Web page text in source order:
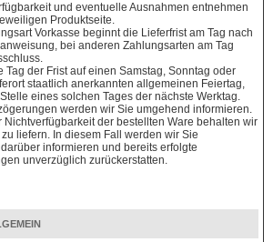
und eventuelle Ausnahmen entnehmen
Produktseite.
Vorkasse beginnt die Lieferfrist am Tag nach
bei anderen Zahlungsarten am Tag
Tag der Frist auf einen Samstag, Sonntag oder
staatlich anerkannten allgemeinen Feiertag,
eines solchen Tages der nächste Werktag.
werden wir Sie umgehend informieren.
Nichtverfügbarkeit der bestellten Ware behalten wir
liefern. In diesem Fall werden wir Sie
informieren und bereits erfolgte
unverzüglich zurückerstatten.